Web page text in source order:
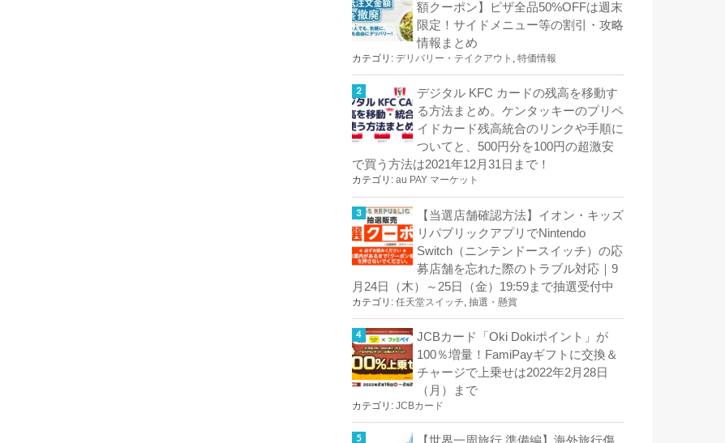
額クーポン】ピザ全品50%OFFは週末
限定！サイドメニュー等の割引・攻略
情報まとめ
カテゴリ: デリバリー・テイクアウト , 特価情報
デジタル KFC カードの残高を移動す
る方法まとめ。ケンタッキーのプリペ
イドカード残高統合のリンクや手順に
ついてと、500円分を100円の超激安
で買う方法は2021年12月31日まで！
カテゴリ: au PAY マーケット
【当選店舗確認方法】イオン・キッズ
リパブリックアプリでNintendo
Switch（ニンテンドースイッチ）の応
募店舗を忘れた際のトラブル対応｜9
月24日（木）～25日（金）19:59まで抽選受付中
カテゴリ: 任天堂スイッチ 抽選・懸賞
JCBカード「Oki Dokiポイント」が
100％増量！FamiPayギフトに交換＆
チャージで上乗せは2022年2月28日
（月）まで
カテゴリ: JCBカード